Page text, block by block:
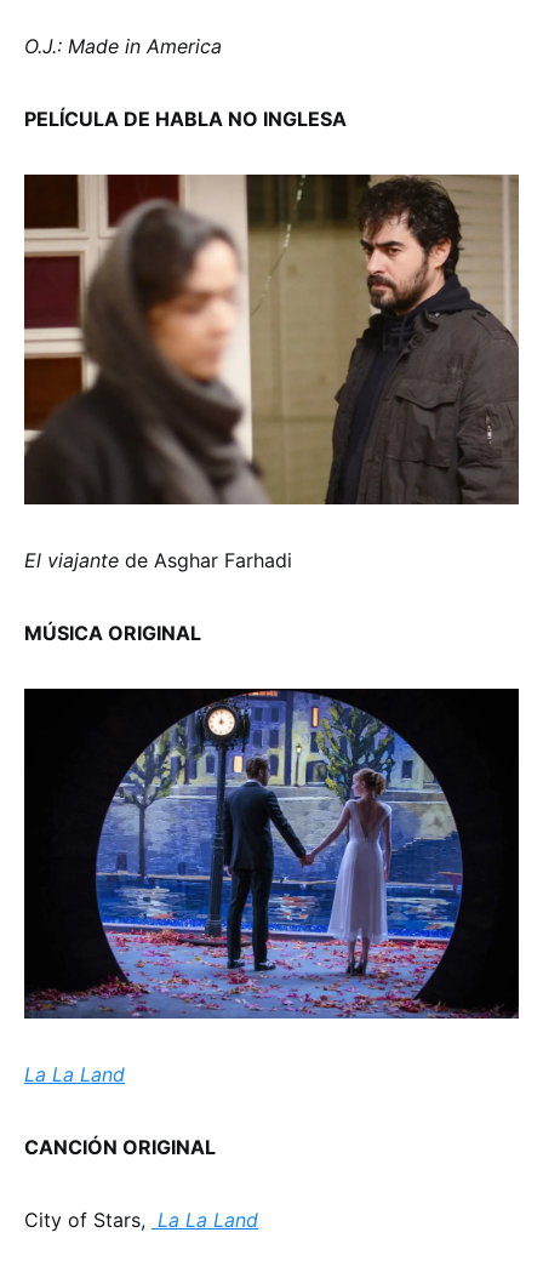
O.J.: Made in America
PELÍCULA DE HABLA NO INGLESA
El viajante de Asghar Farhadi
MÚSICA ORIGINAL
La La Land
CANCIÓN ORIGINAL
City of Stars, La La Land